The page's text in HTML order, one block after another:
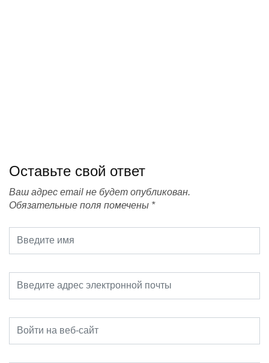
Оставьте свой ответ
Ваш адрес email не будет опубликован.
Обязательные поля помечены *